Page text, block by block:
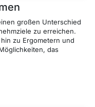
großen Unterschied
zu erreichen.
zu Ergometern und
das